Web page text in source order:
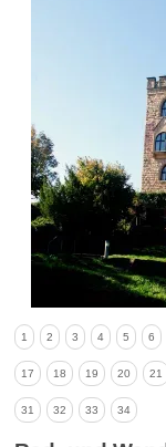
1 2 3 4 5 6
17 18 19 20 21
31 32 33 34